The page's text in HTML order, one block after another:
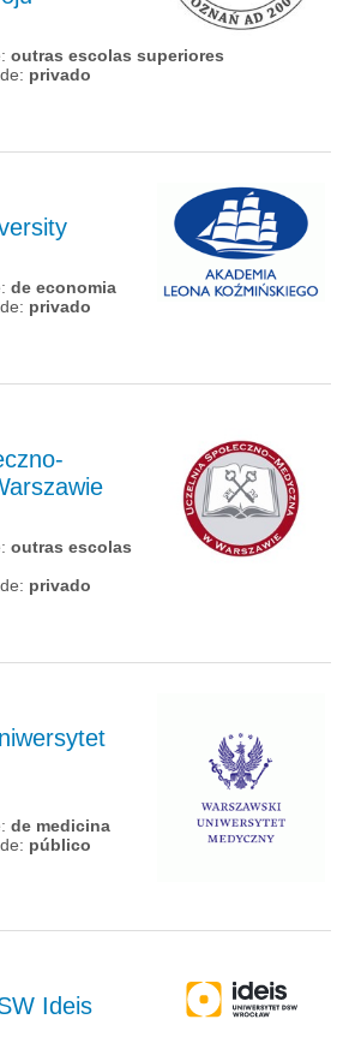
outras escolas superiores
privado
de economia
privado
outras escolas
privado
de medicina
público
Ideis